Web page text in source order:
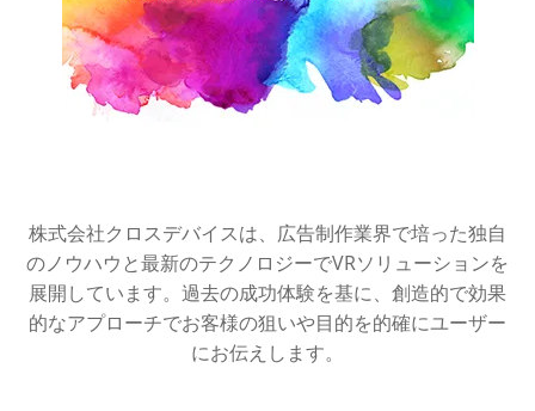
株式会社クロスデバイスは、広告制作業界で培った独自
のノウハウと最新のテクノロジーでVRソリューションを
展開しています。過去の成功体験を基に、創造的で効果
的なアプローチでお客様の狙いや目的を的確にユーザー
にお伝えします。